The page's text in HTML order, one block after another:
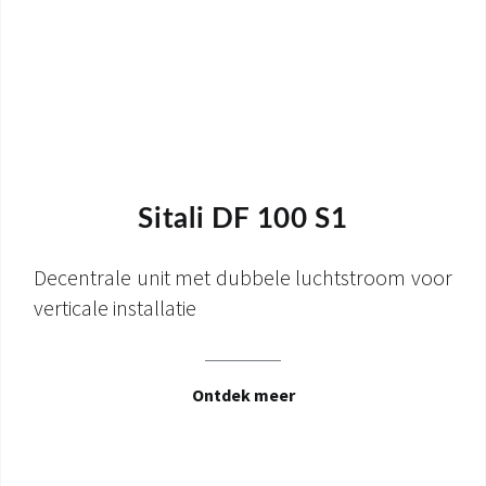
Sitali DF 100 S1
Decentrale unit met dubbele luchtstroom voor
verticale installatie
Ontdek meer